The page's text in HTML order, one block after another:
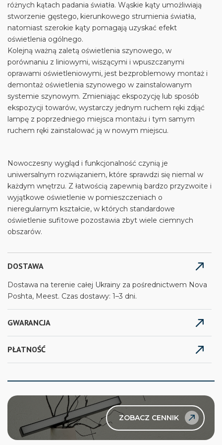
różnych kątach padania światła. Wąskie kąty umożliwiają
stworzenie gęstego, kierunkowego strumienia światła,
natomiast szerokie kąty pomagają uzyskać efekt
oświetlenia ogólnego.
Kolejną ważną zaletą oświetlenia szynowego, w
porównaniu z liniowymi, wiszącymi i wpuszczanymi
oprawami oświetleniowymi, jest bezproblemowy montaż i
demontaż oświetlenia szynowego w zainstalowanym
systemie szynowym. Zmieniając ekspozycję lub sposób
ekspozycji towarów, wystarczy jednym ruchem ręki zdjąć
lampę z poprzedniego miejsca montażu i tym samym
ruchem ręki zainstalować ją w nowym miejscu.
Nowoczesny wygląd i funkcjonalność czynią je
uniwersalnym rozwiązaniem, które sprawdzi się niemal w
każdym wnętrzu. Z łatwością zapewnią bardzo przyzwoite i
wyjątkowe oświetlenie w pomieszczeniach o
nieregularnym kształcie, w których standardowe
oświetlenie sufitowe pozostawia zbyt wiele ciemnych
obszarów.
DOSTAWA
Dostawa na terenie całej Ukrainy za pośrednictwem Nova
Poshta, Meest. Czas dostawy: 1–3 dni.
GWARANCJA
PŁATNOŚĆ
ZOBACZ CENNIK